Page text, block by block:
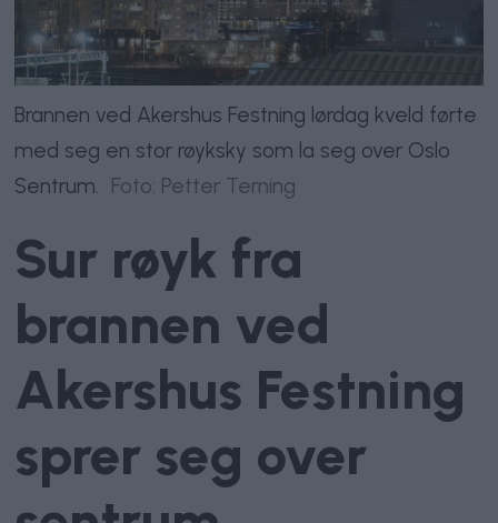
Brannen ved Akershus Festning lørdag kveld førte
med seg en stor røyksky som la seg over Oslo
Sentrum. Foto: Petter Terning
Sur røyk fra
brannen ved
Akershus Festning
sprer seg over